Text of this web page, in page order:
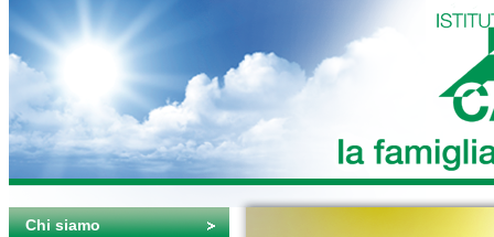
Chi siamo